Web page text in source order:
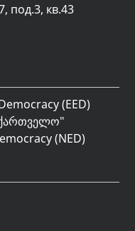
под.3, кв.43
(EED)
"
(NED)